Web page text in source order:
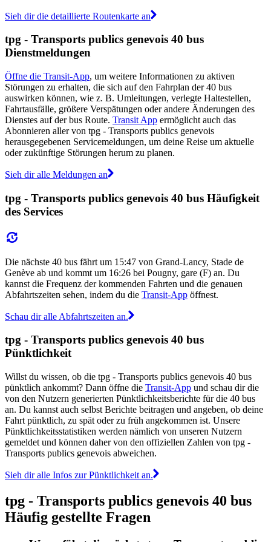
Sieh dir die detaillierte Routenkarte an
tpg - Transports publics genevois 40 bus
Dienstmeldungen
Öffne die Transit-App, um weitere Informationen zu aktiven
Störungen zu erhalten, die sich auf den Fahrplan der 40 bus
auswirken können, wie z. B. Umleitungen, verlegte Haltestellen,
Fahrtausfälle, größere Verspätungen oder andere Änderungen des
Dienstes auf der bus Route. Transit App ermöglicht auch das
Abonnieren aller von tpg - Transports publics genevois
herausgegebenen Servicemeldungen, um deine Reise um aktuelle
oder zukünftige Störungen herum zu planen.
Sieh dir alle Meldungen an
tpg - Transports publics genevois 40 bus Häufigkeit
des Services
Die nächste 40 bus fährt um 15:47 von Grand-Lancy, Stade de
Genève ab und kommt um 16:26 bei Pougny, gare (F) an. Du
kannst die Frequenz der kommenden Fahrten und die genauen
Abfahrtszeiten sehen, indem du die Transit-App öffnest.
Schau dir alle Abfahrtszeiten an.
tpg - Transports publics genevois 40 bus
Pünktlichkeit
Willst du wissen, ob die tpg - Transports publics genevois 40 bus
pünktlich ankommt? Dann öffne die Transit-App und schau dir die
von den Nutzern generierten Pünktlichkeitsberichte für die 40 bus
an. Du kannst auch selbst Berichte beitragen und angeben, ob deine
Fahrt pünktlich, zu spät oder zu früh angekommen ist. Unsere
Pünktlichkeitsstatistiken werden nämlich von unseren Nutzern
gemeldet und können daher von den offiziellen Zahlen von tpg -
Transports publics genevois abweichen.
Sieh dir alle Infos zur Pünktlichkeit an.
tpg - Transports publics genevois 40 bus
Häufig gestellte Fragen